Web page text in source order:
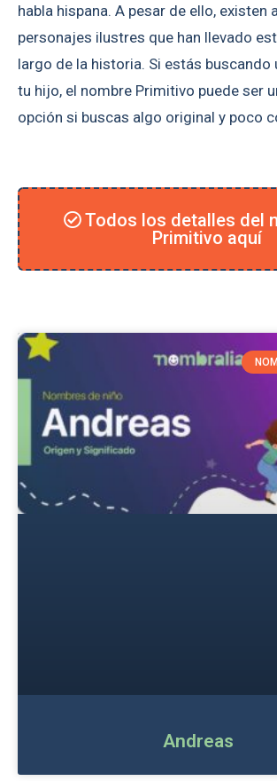
habla hispana. A pesar de ello, existen
personajes ilustres que han llevado
largo de la historia. Si estás buscando
tu hijo, el nombre Primitivo puede ser
opción si buscas algo original y poco
Todos los detalles del
Primitivo aquí
Andreas